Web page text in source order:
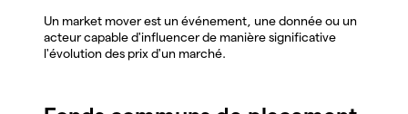
Un market mover est un événement, une donnée ou un
acteur capable d'influencer de manière significative
l'évolution des prix d'un marché.